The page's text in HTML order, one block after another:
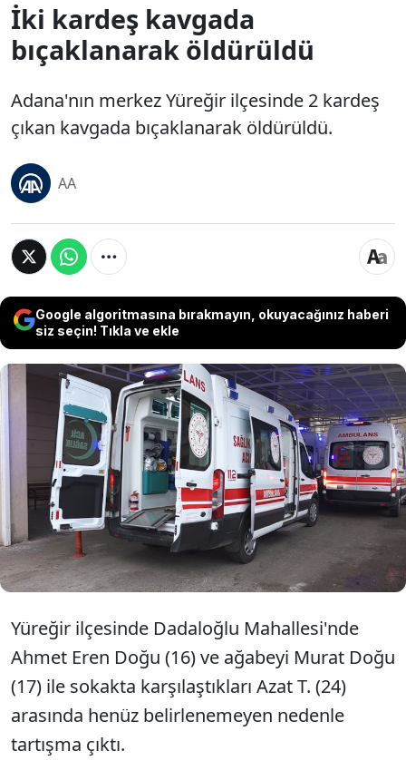
İki kardeş kavgada
bıçaklanarak öldürüldü
Adana'nın merkez Yüreğir ilçesinde 2 kardeş
çıkan kavgada bıçaklanarak öldürüldü.
AA
Google algoritmasına bırakmayın, okuyacağınız haberi
siz seçin! Tıkla ve ekle
Adana'nın merkez Yüreğir
ilçesinde 2 kardeş çıkan kavgada
bıçaklanarak öldürüldü.
Yüreğir ilçesinde Dadaloğlu Mahallesi'nde
Ahmet Eren Doğu (16) ve ağabeyi Murat Doğu
(17) ile sokakta karşılaştıkları Azat T. (24)
arasında henüz belirlenemeyen nedenle
tartışma çıktı.